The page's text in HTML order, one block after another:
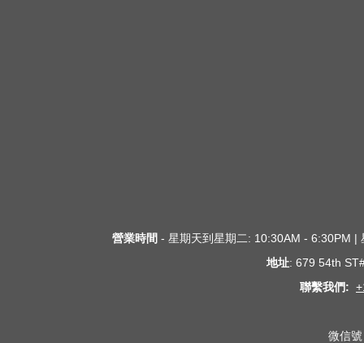
營業時間 - 星期天到星期二: 10:30AM - 6:30PM |
地址: 679 54th
聯繫我們:
微信